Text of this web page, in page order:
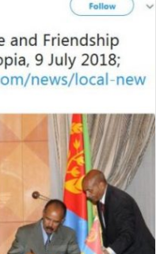
ب
ر
ي
ا
إ
ر
و
ن